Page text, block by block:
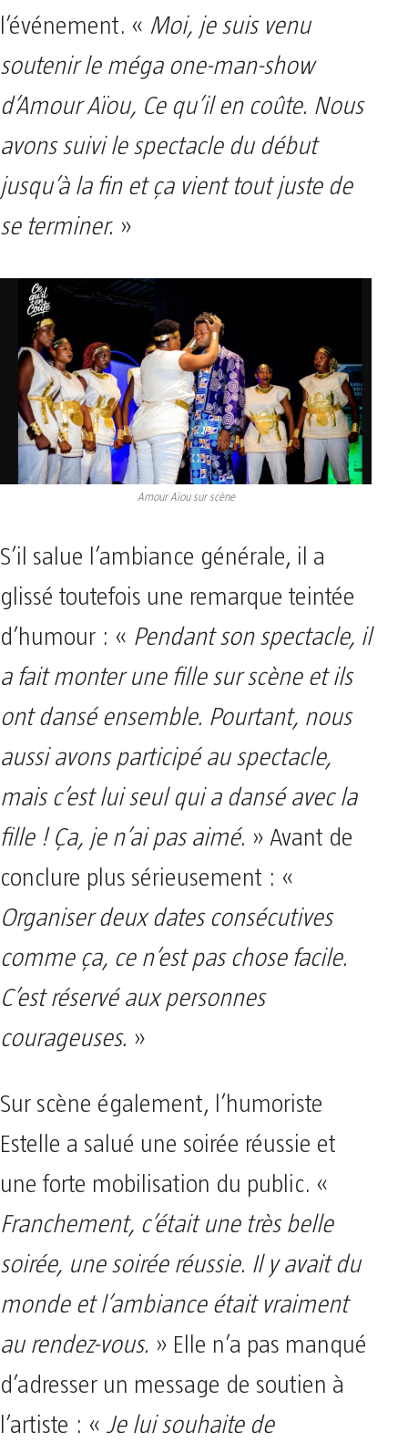
l’événement. « Moi, je suis venu
soutenir le méga one-man-show
d’Amour Aïou, Ce qu’il en coûte. Nous
avons suivi le spectacle du début
jusqu’à la fin et ça vient tout juste de
se terminer. »
Amour Aïou sur scène
S’il salue l’ambiance générale, il a
glissé toutefois une remarque teintée
d’humour : « Pendant son spectacle, il
a fait monter une fille sur scène et ils
ont dansé ensemble. Pourtant, nous
aussi avons participé au spectacle,
mais c’est lui seul qui a dansé avec la
fille ! Ça, je n’ai pas aimé. » Avant de
conclure plus sérieusement : «
Organiser deux dates consécutives
comme ça, ce n’est pas chose facile.
C’est réservé aux personnes
courageuses. »
Sur scène également, l’humoriste
Estelle a salué une soirée réussie et
une forte mobilisation du public. «
Franchement, c’était une très belle
soirée, une soirée réussie. Il y avait du
monde et l’ambiance était vraiment
au rendez-vous. » Elle n’a pas manqué
d’adresser un message de soutien à
l’artiste : « Je lui souhaite de